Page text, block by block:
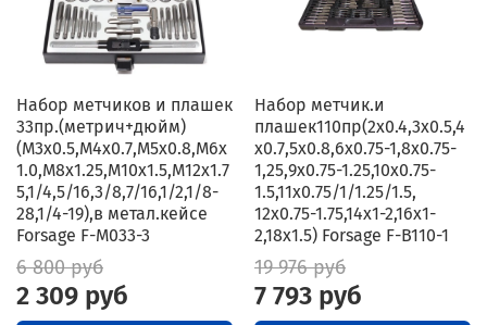
Набор метчиков и плашек
33пр.(метрич+дюйм)
(М3х0.5,М4х0.7,М5х0.8,М6х
1.0,М8х1.25,М10х1.5,М12х1.7
5,1/4,5/16,3/8,7/16,1/2,1/8-
28,1/4-19),в метал.кейсе
Forsage F-M033-3
6 800 руб
2 309 руб
Набор метчик.и
плашек110пр(2х0.4,3х0.5,4
х0.7,5х0.8,6х0.75-1,8х0.75-
1,25,9х0.75-1.25,10х0.75-
1.5,11х0.75/1/1.25/1.5,
12х0.75-1.75,14х1-2,16х1-
2,18х1.5) Forsage F-B110-1
19 976 руб
7 793 руб